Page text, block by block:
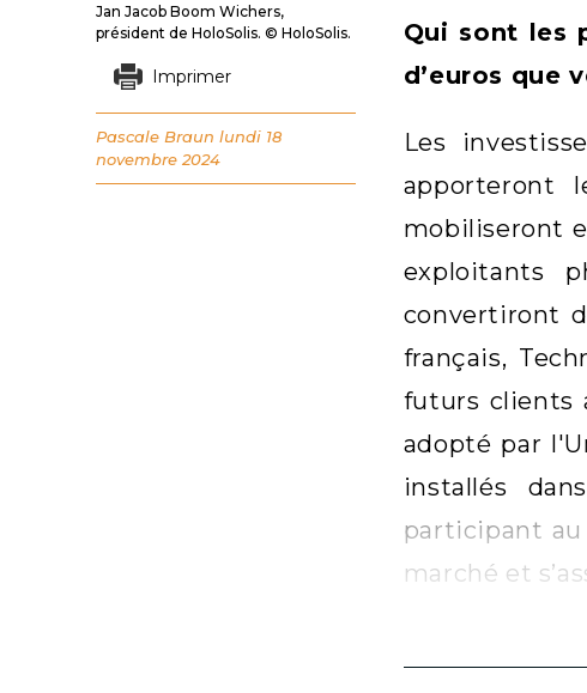
Qui sont les
d’euros que
Les
apporteront
mobiliseront
exploitants
convertiront
français,
futurs clients
adopté par
installés
participant
marché et
Jan Jacob Boom Wichers,
président de HoloSolis. © HoloSolis.
Imprimer
Pascale Braun lundi 18
novembre 2024